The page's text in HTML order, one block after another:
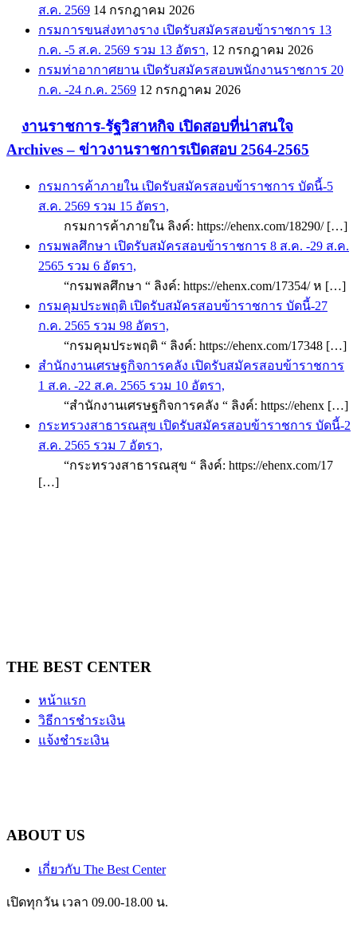
ส.ค. 2569 14 กรกฎาคม 2026
กรมการขนส่งทางราง เปิดรับสมัครสอบข้าราชการ 13
ก.ค. -5 ส.ค. 2569 รวม 13 อัตรา, 12 กรกฎาคม 2026
กรมท่าอากาศยาน เปิดรับสมัครสอบพนักงานราชการ 20
ก.ค. -24 ก.ค. 2569 12 กรกฎาคม 2026
งานราชการ-รัฐวิสาหกิจ เปิดสอบที่น่าสนใจ
Archives – ข่าวงานราชการเปิดสอบ 2564-2565
กรมการค้าภายใน เปิดรับสมัครสอบข้าราชการ บัดนี้-5
ส.ค. 2569 รวม 15 อัตรา,
กรมการค้าภายใน ลิงค์: https://ehenx.com/18290/ […]
กรมพลศึกษา เปิดรับสมัครสอบข้าราชการ 8 ส.ค. -29 ส.ค.
2565 รวม 6 อัตรา,
“กรมพลศึกษา “ ลิงค์: https://ehenx.com/17354/ ห […]
กรมคุมประพฤติ เปิดรับสมัครสอบข้าราชการ บัดนี้-27
ก.ค. 2565 รวม 98 อัตรา,
“กรมคุมประพฤติ “ ลิงค์: https://ehenx.com/17348 […]
สำนักงานเศรษฐกิจการคลัง เปิดรับสมัครสอบข้าราชการ
1 ส.ค. -22 ส.ค. 2565 รวม 10 อัตรา,
“สำนักงานเศรษฐกิจการคลัง “ ลิงค์: https://ehenx […]
กระทรวงสาธารณสุข เปิดรับสมัครสอบข้าราชการ บัดนี้-2
ส.ค. 2565 รวม 7 อัตรา,
“กระทรวงสาธารณสุข “ ลิงค์: https://ehenx.com/17
[…]
THE BEST CENTER
หน้าแรก
วิธีการชำระเงิน
แจ้งชำระเงิน
ABOUT US
เกี่ยวกับ The Best Center
เปิดทุกวัน เวลา 09.00-18.00 น.